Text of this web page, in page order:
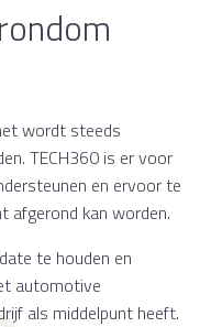
wordt steeds
TECH360 is er voor
en ervoor te
afgerond kan worden.
te houden en
automotive
als middelpunt heeft.